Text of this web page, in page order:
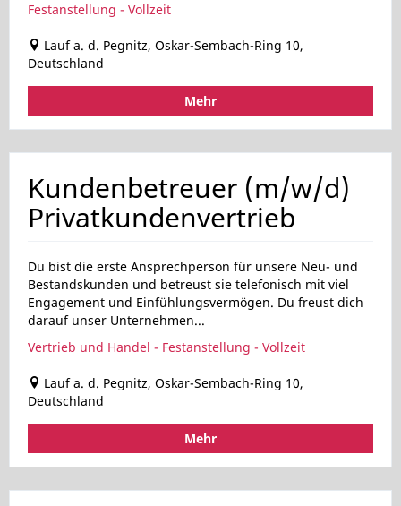
Festanstellung - Vollzeit
Lauf a. d. Pegnitz, Oskar-Sembach-Ring 10,
Deutschland
Mehr
Kundenbetreuer (m/w/d)
Privatkundenvertrieb
Du bist die erste Ansprechperson für unsere Neu- und
Bestandskunden und betreust sie telefonisch mit viel
Engagement und Einfühlungsvermögen. Du freust dich
darauf unser Unternehmen...
Vertrieb und Handel - Festanstellung - Vollzeit
Lauf a. d. Pegnitz, Oskar-Sembach-Ring 10,
Deutschland
Mehr